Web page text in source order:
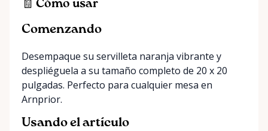
exactly what you’re looking for on our site, just
additional items or help you find the right solution
Ottawa Valley Event Rentals — helping make special
moments even better across the Ottawa Valley.
🧾 Cómo usar
Comenzando
Desempaque su servilleta naranja vibrante y
despliéguela a su tamaño completo de 20 x 20
pulgadas. Perfecto para cualquier mesa en
Arnprior.
Usando el artículo